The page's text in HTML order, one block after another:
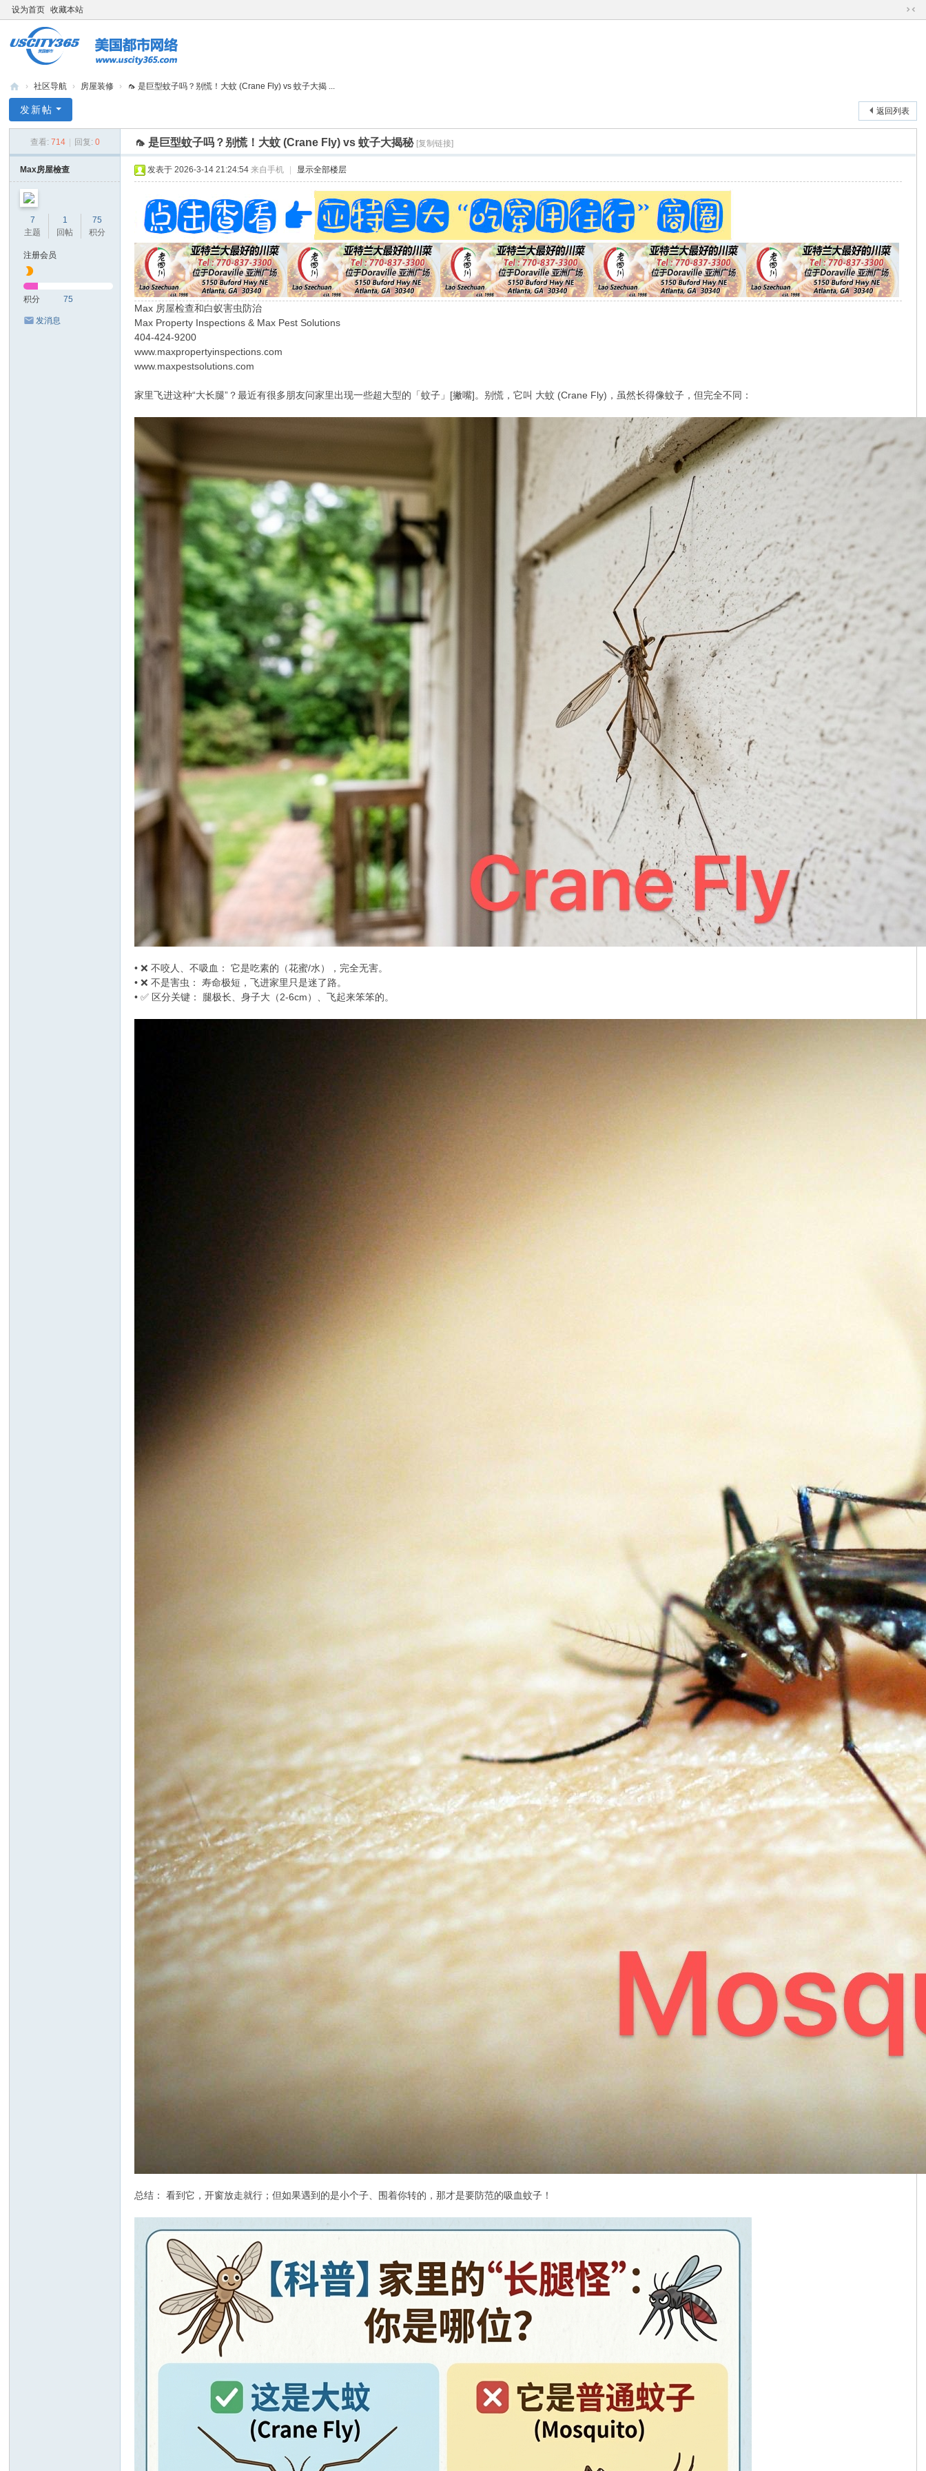
设为首页 收藏本站
切
s.
65
› 社区导航 › 房屋装修 › 🦟 是巨型蚊子吗？别慌！大蚊 (Crane Fly) vs 蚊子大揭 ...
返回列表
发新帖
查看: 714 回复: 0 🦟 是巨型蚊子吗？别慌！大蚊 (Crane Fly) vs 蚊子大揭秘 [复制链接]
Max房屋檢查
7
主题
1
回帖
75
积分
注册会员
积分 75
发消息
发表于 2026-3-14 21:24:54 来自手机 显示全部楼层
Max 房屋检查和白蚁害虫防治
Max Property Inspections & Max Pest Solutions
404-424-9200
www.maxpropertyinspections.com
www.maxpestsolutions.com
家里飞进这种“大长腿”？最近有很多朋友问家里出现一些超大型的「蚊子」[撇嘴]。别慌，它叫 大蚊 (Crane Fly)，虽然长得像蚊子，但完全不同：
• ❌ 不咬人、不吸血： 它是吃素的（花蜜/水），完全无害。
• ❌ 不是害虫： 寿命极短，飞进家里只是迷了路。
• ✅ 区分关键： 腿极长、身子大（2-6cm）、飞起来笨笨的。
总结： 看到它，开窗放走就行；但如果遇到的是小个子、围着你转的，那才是要防范的吸血蚊子！